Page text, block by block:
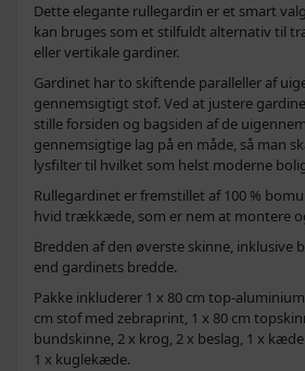
Dette elegante rullegardin er et smart
kan bruges som et stilfuldt alternativ til
eller vertikale gardiner.
Gardinet har to skiftende paralleller af
gennemsigtigt stof. Ved at justere
stille forsiden og bagsiden af de
gennemsigtige lag på en måde, så man
lysfilter til hvilket som helst moderne
Rullegardinet er fremstillet af 100 %
hvid trækkæde, som er nem at montere
Bredden af den øverste skinne, inklusive
end gardinets bredde.
Pakke inkluderer 1 x 80 cm top-
cm stof med zebraprint, 1 x 80 cm
bundskinne, 2 x krog, 2 x beslag, 1 x
1 x kuglekæde.